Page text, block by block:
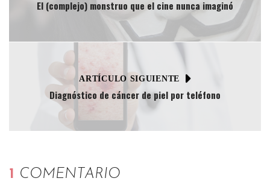
El (complejo) monstruo que el cine nunca imaginó
ARTÍCULO SIGUIENTE
Diagnóstico de cáncer de piel por teléfono
1 COMENTARIO